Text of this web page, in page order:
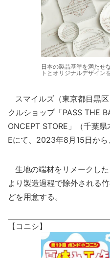
日本の製品基準を満たせ
トとオリジナルデザイン
スマイルズ（東京都目黒
クルショップ「PASS THE
ONCEPT STORE」（千葉
Eにて、2023年8月15日から
生地の端材をリメークし
より製造過程で除外される
どを用意する。
【コニシ】